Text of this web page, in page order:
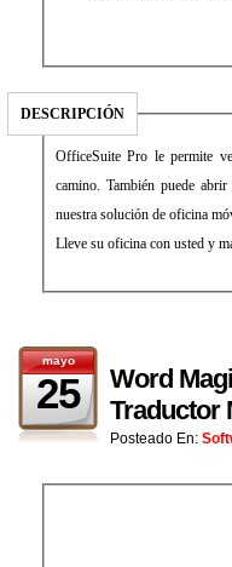
DESCRIPCIÓN
OfficeSuite Pro le permite
camino. También puede
nuestra solución de oficina
Lleve su oficina con usted y
mayo
25
Word
Traductor
Posteado En: